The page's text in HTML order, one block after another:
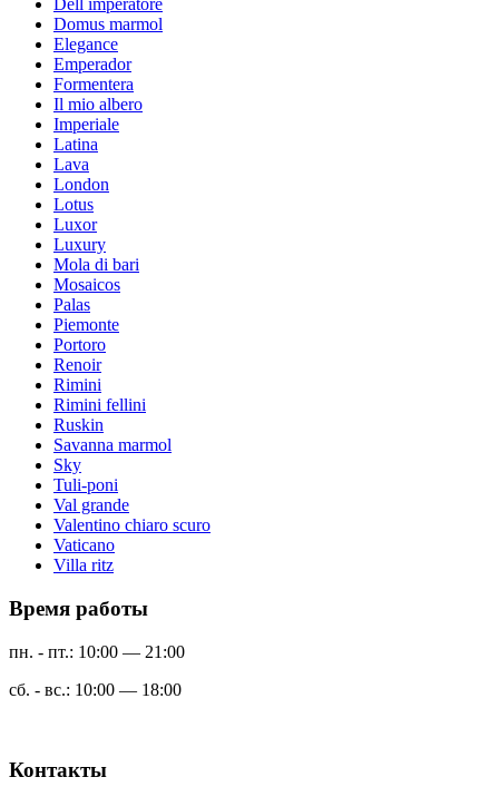
Dell imperatore
Domus marmol
Elegance
Emperador
Formentera
Il mio albero
Imperiale
Latina
Lava
London
Lotus
Luxor
Luxury
Mola di bari
Mosaicos
Palas
Piemonte
Portoro
Renoir
Rimini
Rimini fellini
Ruskin
Savanna marmol
Sky
Tuli-poni
Val grande
Valentino chiaro scuro
Vaticano
Villa ritz
Время работы
пн. - пт.: 10:00 — 21:00
сб. - вс.: 10:00 — 18:00
Контакты